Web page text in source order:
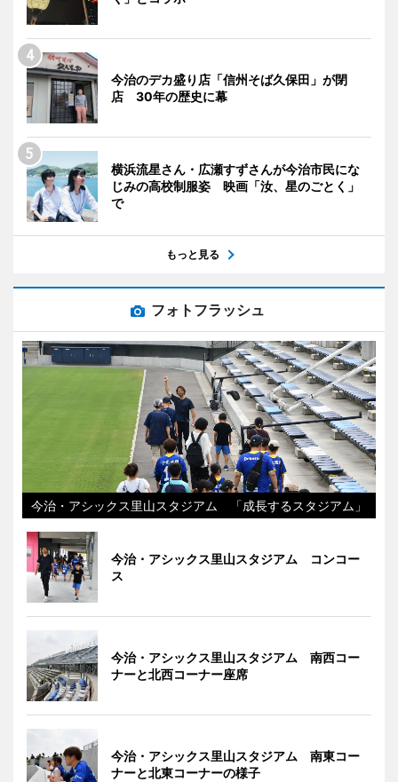
今治のデカ盛り店「信州そば久保田」が閉
店 30年の歴史に幕
横浜流星さん・広瀬すずさんが今治市民にな
じみの高校制服姿 映画「汝、星のごとく」
で
もっと見る
フォトフラッシュ
今治・アシックス里山スタジアム 「成長するスタジアム」
今治・アシックス里山スタジアム コンコー
ス
今治・アシックス里山スタジアム 南西コー
ナーと北西コーナー座席
今治・アシックス里山スタジアム 南東コー
ナーと北東コーナーの様子